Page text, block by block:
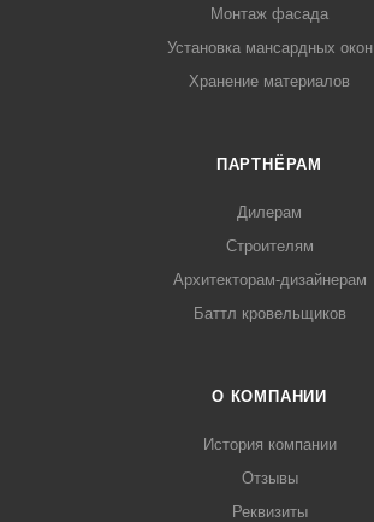
Монтаж фасада
Установка мансардных окон
Хранение материалов
ПАРТНЁРАМ
Дилерам
Строителям
Архитекторам-дизайнерам
Баттл кровельщиков
О КОМПАНИИ
История компании
Отзывы
Реквизиты